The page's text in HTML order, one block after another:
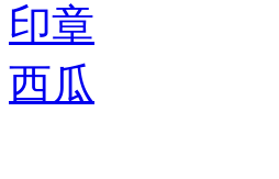
印章
西瓜